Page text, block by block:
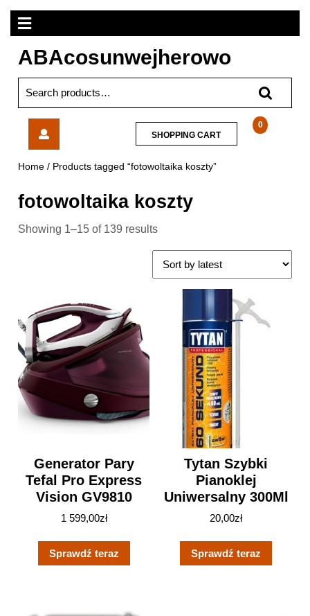
Skip
content
Open
Menu
ABAcosunwejherowo
for:
Pro
Vision
0
SHOPPING CARTSHOPPING
CART
Home / Products tagged “fotowoltaika koszty”
fotowoltaika koszty
Showing 1–15 of 139 results
Generator Pary
Tefal Pro Express
Vision GV9810
1 599,00zł
Sprawdź teraz
Tytan Szybki
Pianoklej
Uniwersalny 300Ml
20,00zł
Sprawdź teraz